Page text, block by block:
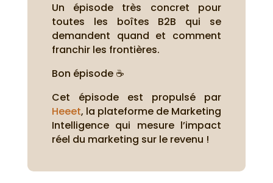
Un épisode très concret pour
toutes les boîtes B2B qui se
demandent quand et comment
franchir les frontières.
Bon épisode ☕
Cet épisode est propulsé par
Heeet, la plateforme de Marketing
Intelligence qui mesure l’impact
réel du marketing sur le revenu !